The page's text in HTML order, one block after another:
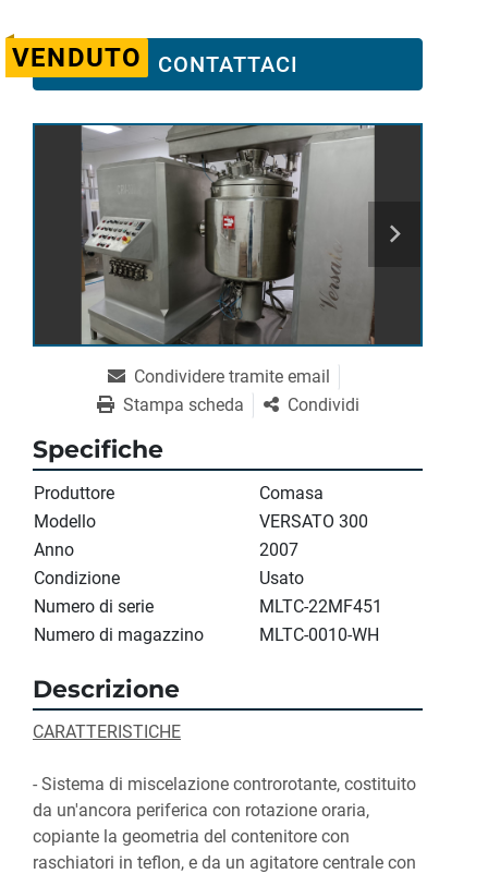
VENDUTO CONTATTACI
Condividere tramite email
Stampa scheda
Condividi
Specifiche
Produttore
Comasa
Modello
VERSATO 300
Anno
2007
Condizione
Usato
Numero di serie
MLTC-22MF451
Numero di magazzino
MLTC-0010-WH
Descrizione
CARATTERISTICHE
- Sistema di miscelazione controrotante, costituito
da un'ancora periferica con rotazione oraria,
copiante la geometria del contenitore con
raschiatori in teflon, e da un agitatore centrale con